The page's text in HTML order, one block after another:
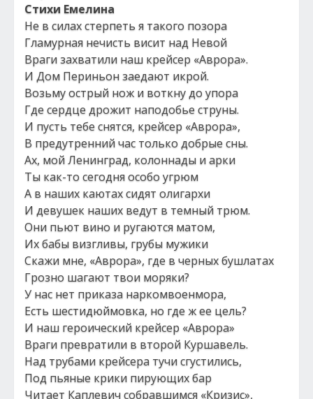
Стихи Емелина
Не в силах стерпеть я такого позора
Гламурная нечисть висит над Невой
Враги захватили наш крейсер «Аврора».
И Дом Периньон заедают икрой.
Возьму острый нож и воткну до упора
Где сердце дрожит наподобье струны.
И пусть тебе снятся, крейсер «Аврора»,
В предутренний час только добрые сны.
Ах, мой Ленинград, колоннады и арки
Ты как-то сегодня особо угрюм
А в наших каютах сидят олигархи
И девушек наших ведут в темный трюм.
Они пьют вино и ругаются матом,
Их бабы визгливы, грубы мужики
Скажи мне, «Аврора», где в черных бушлатах
Грозно шагают твои моряки?
У нас нет приказа наркомвоенмора,
Есть шестидюймовка, но где ж ее цель?
И наш героический крейсер «Аврора»
Враги превратили в второй Куршавель.
Над трубами крейсера тучи сгустились,
Под пьяные крики пирующих бар
Читает Каплевич собравшимся «Кризис»,